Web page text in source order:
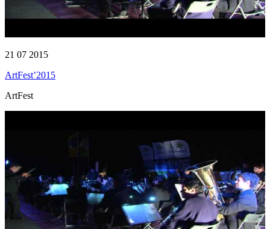
21 07 2015
ArtFest’2015
ArtFest